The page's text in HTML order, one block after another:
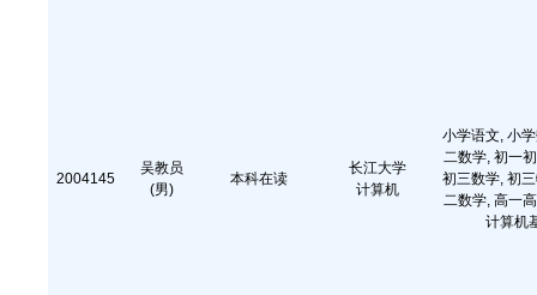
2004145
吴教员
(男)
本科在读
长江大学
计算机
小学语文, 小
二数学, 初一
初三数学, 初
二数学, 高一
计算机